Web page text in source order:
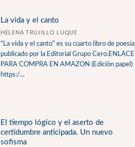
La vida y el canto
HELENA TRUJILLO LUQUE
“La vida y el canto” es su cuarto libro de poesía
publicado por la Editorial Grupo Cero.ENLACE
PARA COMPRA EN AMAZON (Edición papel)
https:/...
El tiempo lógico y el aserto de
certidumbre anticipada. Un nuevo
sofisma